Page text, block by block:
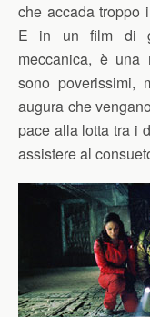
che accada troppo
E in un film di
meccanica, è una
sono poverissimi,
augura che
pace alla lotta tra i
assistere al